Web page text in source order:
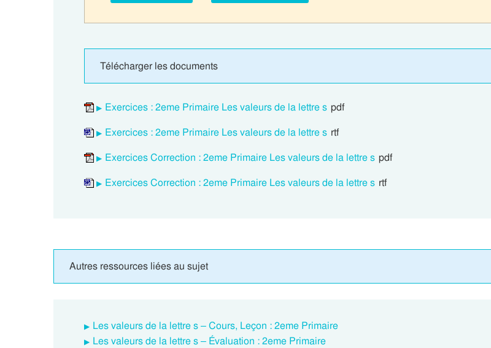
Télécharger les documents
Exercices : 2eme Primaire Les valeurs de la lettre s pdf
Exercices : 2eme Primaire Les valeurs de la lettre s rtf
Exercices Correction : 2eme Primaire Les valeurs de la lettre s pdf
Exercices Correction : 2eme Primaire Les valeurs de la lettre s rtf
Autres ressources liées au sujet
Les valeurs de la lettre s – Cours, Leçon : 2eme Primaire
Les valeurs de la lettre s – Évaluation : 2eme Primaire